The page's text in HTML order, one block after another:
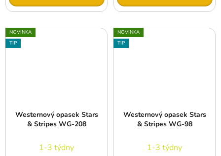
NOVINKA
TIP
Westernový opasek Stars
& Stripes WG-208
1-3 týdny
NOVINKA
TIP
Westernový opasek Stars
& Stripes WG-98
1-3 týdny